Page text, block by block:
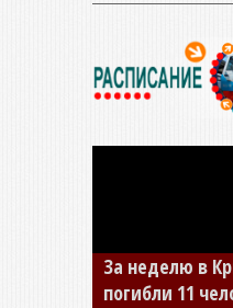
В Джанкое
сбил двух